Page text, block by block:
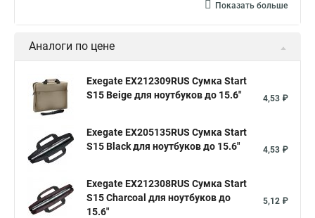
Показать больше
Аналоги по цене
Exegate EX212309RUS Сумка Start
S15 Beige для ноутбуков до 15.6"
4,53 ₽
Exegate EX205135RUS Сумка Start
S15 Black для ноутбуков до 15.6"
4,53 ₽
Exegate EX212308RUS Сумка Start
S15 Charcoal для ноутбуков до
15.6"
5,12 ₽